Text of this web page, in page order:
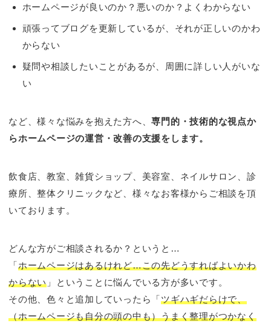
ホームページが良いのか？悪いのか？よくわからない
頑張ってブログを更新しているが、それが正しいのかわ
からない
疑問や相談したいことがあるが、周囲に詳しい人がいな
い
など、様々な悩みを抱えた方へ、専門的・技術的な視点か
らホームページの運営・改善の支援をします。
飲食店、教室、雑貨ショップ、美容室、ネイルサロン、診
療所、整体クリニックなど、様々なお客様からご相談を頂
いております。
どんな方がご相談されるか？というと…
「ホームページはあるけれど…この先どうすればよいかわ
からない 」ということに悩んでいる方が多いです。
その他、色々と追加していったら「ツギハギだらけで、
（ホームページも自分の頭の中も）うまく整理がつかなく